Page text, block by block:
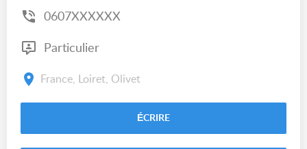
0607XXXXXX
Particulier
France, Loiret, Olivet
ÉCRIRE